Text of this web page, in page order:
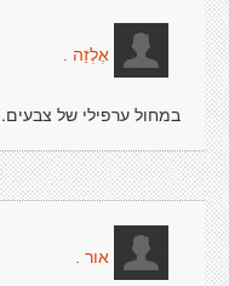
אֶלְזַה .
במחול ערפילי של
אור .